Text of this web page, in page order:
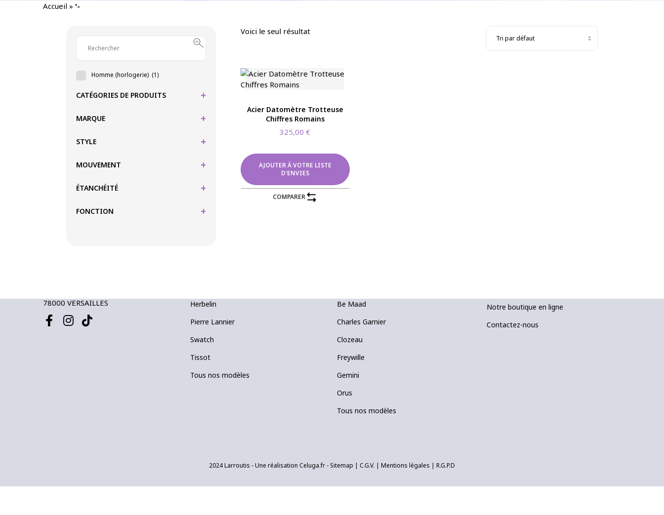
Accueil » '-
Voici le seul résultat
Acier Datomètre Trotteuse
Chiffres Romains
325,00€
AJOUTER À VOTRE LISTE
D'ENVIES
COMPARER
Homme (horlogerie) (1)
CATÉGORIES DE PRODUITS +
MARQUE +
STYLE +
MOUVEMENT +
ÉTANCHÉITÉ +
FONCTION +
PAIEMENTS SÉCURISÉS
78000 VERSAILLES
Herbelin
Pierre Lannier
Swatch
Tissot
Tous nos modèles
Be Maad
Charles Garnier
Clozeau
Freywille
Gemini
Orus
Tous nos modèles
Notre boutique en ligne
Contactez-nous
2024 Larroutis - Une réalisation Celuga.fr - Sitemap | C.G.V. | Mentions légales | R.G.P.D